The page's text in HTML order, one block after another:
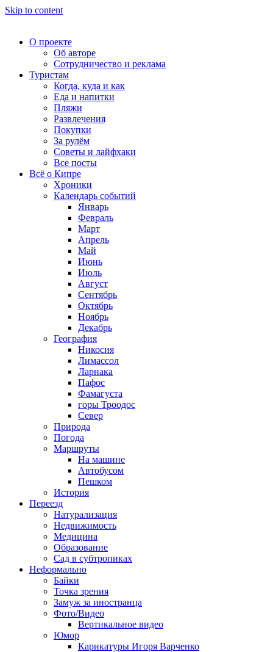
Skip to content
О проекте
Об авторе
Сотрудничество и реклама
Туристам
Когда, куда и как
Еда и напитки
Пляжи
Развлечения
Покупки
За рулём
Советы и лайфхаки
Все посты
Всё о Кипре
Хроники
Календарь событий
Январь
Февраль
Март
Апрель
Май
Июнь
Июль
Август
Сентябрь
Октябрь
Ноябрь
Декабрь
География
Никосия
Лимассол
Ларнака
Пафос
Фамагуста
горы Троодос
Север
Природа
Погода
Маршруты
На машине
Автобусом
Пешком
История
Переезд
Натурализация
Недвижимость
Медицина
Образование
Сад в субтропиках
Неформально
Байки
Точка зрения
Замуж за иностранца
Фото/Видео
Вертикальное видео
Юмор
Карикатуры Игоря Варченко